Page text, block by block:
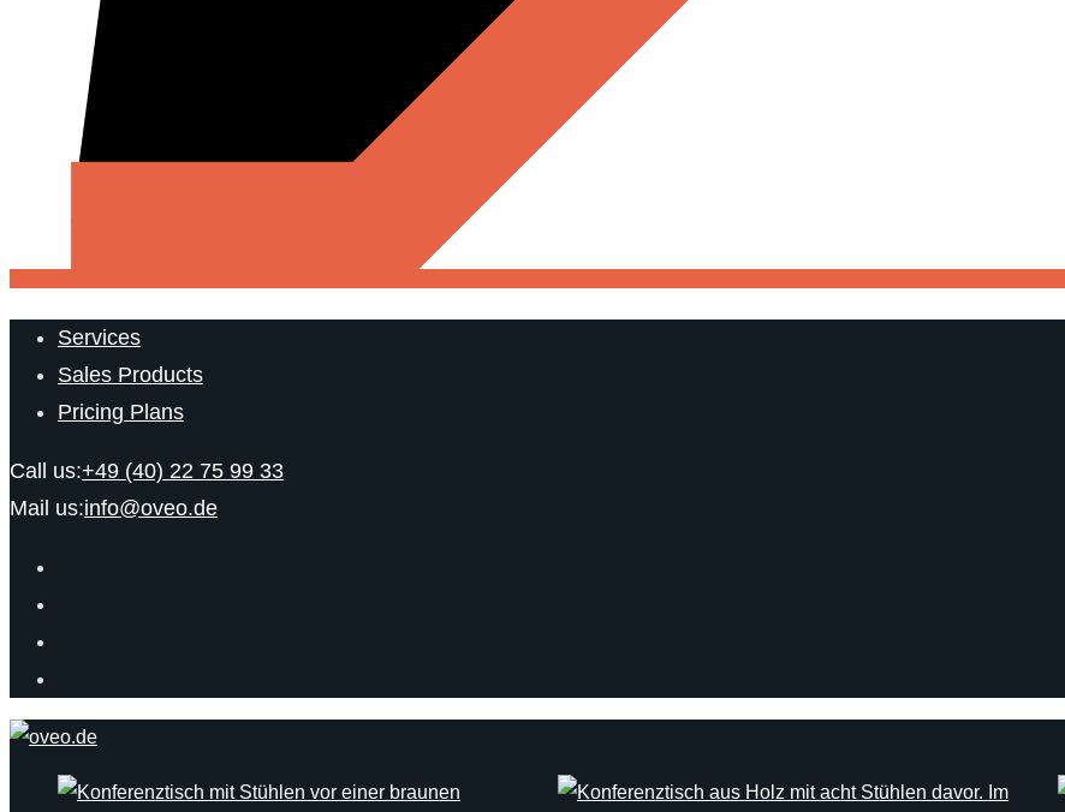
Services
Sales Products
Pricing Plans
Call us:+49 (40) 22 75 99 33
Mail us:info@oveo.de